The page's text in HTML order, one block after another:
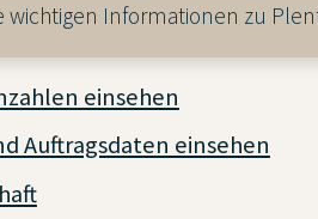
Informationen zu
einsehen
Auftragsdaten einsehen